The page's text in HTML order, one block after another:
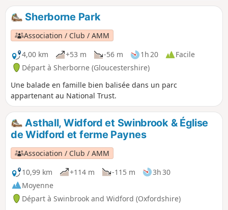
Sherborne Park
Association / Club / AMM
4,00 km
+53 m -56 m 1h 20
Facile
Départ à Sherborne (Gloucestershire)
Une balade en famille bien balisée dans un parc
appartenant au National Trust.
Asthall, Widford et Swinbrook & Église
de Widford et ferme Paynes
Association / Club / AMM
10,99 km
+114 m -115 m
3h 30
Moyenne
Départ à Swinbrook and Widford (Oxfordshire)